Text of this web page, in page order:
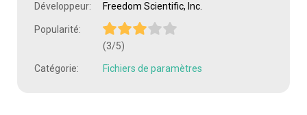
Développeur: Freedom Scientific, Inc.
Popularité:
(3/5)
Catégorie: Fichiers de paramètres